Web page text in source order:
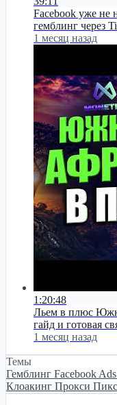
Facebook уже не
гемблинг через
1 месяц назад
1:20:48
Льем в плюс
гайд и готовая
1 месяц назад
Темы
Гемблинг Facebook Ads
Клоакинг Прокси